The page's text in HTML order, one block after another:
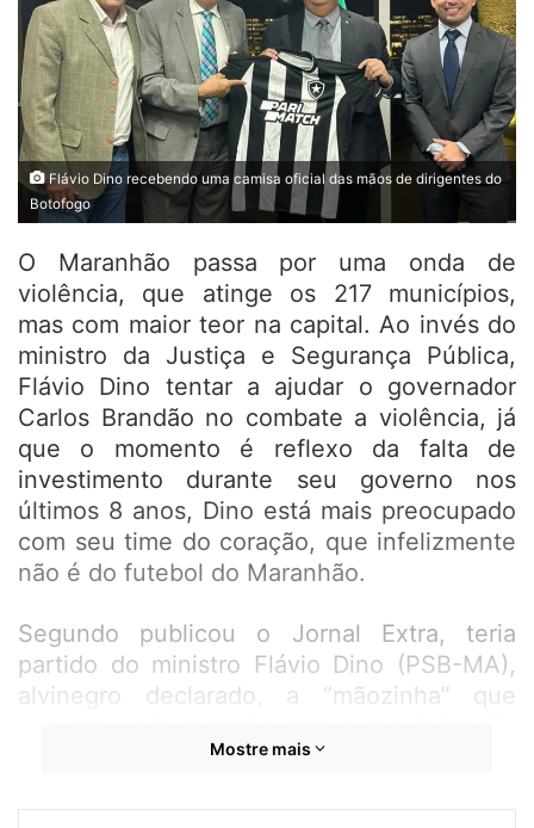
Flávio Dino recebendo uma camisa oficial das mãos de dirigentes do
Botofogo
O Maranhão passa por uma onda de
violência, que atinge os 217 municípios,
mas com maior teor na capital. Ao invés do
ministro da Justiça e Segurança Pública,
Flávio Dino tentar a ajudar o governador
Carlos Brandão no combate a violência, já
que o momento é reflexo da falta de
investimento durante seu governo nos
últimos 8 anos, Dino está mais preocupado
com seu time do coração, que infelizmente
não é do futebol do Maranhão.
Segundo publicou o Jornal Extra, teria
partido do ministro Flávio Dino (PSB-MA),
alvinegro declarado, a “mãozinha” que
do técnico português Bruno Lage. O novo
estrear no jogo desta quarta-feira (19)
Mostre mais